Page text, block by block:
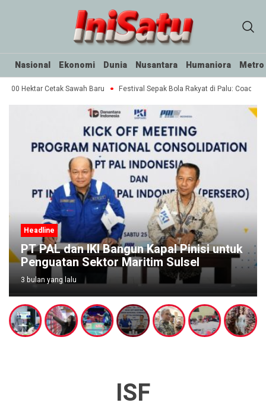
Nasional Ekonomi Dunia Nusantara Humaniora Metro
Hektar Cetak Sawah Baru Festival Sepak Bola Rakyat di Palu:
Headline
PT PAL dan IKI Bangun Kapal Pinisi untuk
Penguatan Sektor Maritim Sulsel
3 bulan yang lalu
ISF